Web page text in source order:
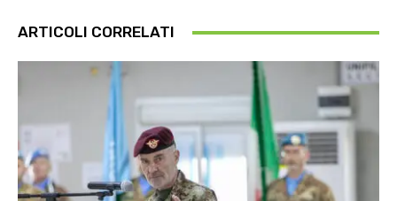
ARTICOLI CORRELATI